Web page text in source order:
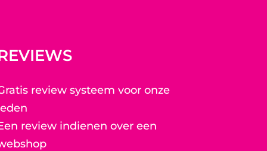
review systeem voor onze
review indienen over een